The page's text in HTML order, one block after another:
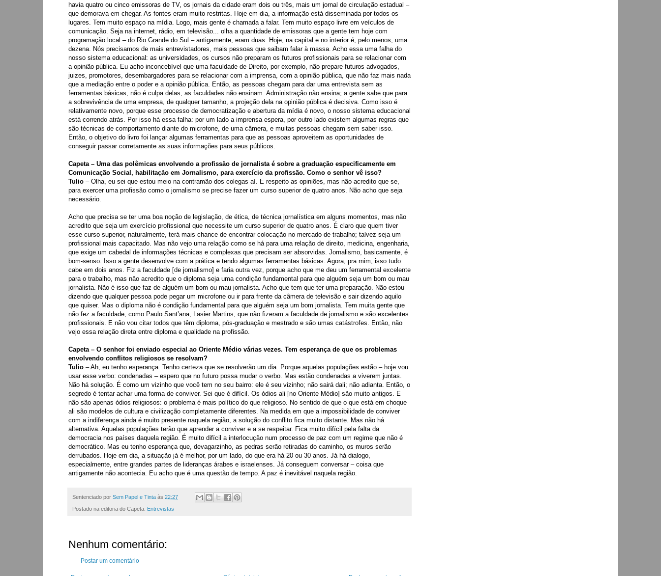
havia quatro ou cinco emissoras de TV, os jornais da cidade eram dois ou três, mais um jornal de circulação estadual –
que demorava em chegar. As fontes eram muito restritas. Hoje em dia, a informação está disseminada por todos os
lugares. Tem muito espaço na mídia. Logo, mais gente é chamada a falar. Tem muito espaço livre em veículos de
comunicação. Seja na internet, rádio, em televisão... olha a quantidade de emissoras que a gente tem hoje com
programação local – do Rio Grande do Sul – antigamente, eram duas. Hoje, na capital e no interior é, pelo menos, uma
dezena. Nós precisamos de mais entrevistadores, mais pessoas que saibam falar à massa. Acho essa uma falha do
nosso sistema educacional: as universidades, os cursos não preparam os futuros profissionais para se relacionar com
a opinião pública. Eu acho inconcebível que uma faculdade de Direito, por exemplo, não prepare futuros advogados,
juizes, promotores, desembargadores para se relacionar com a imprensa, com a opinião pública, que não faz mais nada
que a mediação entre o poder e a opinião pública. Então, as pessoas chegam para dar uma entrevista sem as
ferramentas básicas, não é culpa delas, as faculdades não ensinam. Administração não ensina; a gente sabe que para
a sobrevivência de uma empresa, de qualquer tamanho, a projeção dela na opinião pública é decisiva. Como isso é
relativamente novo, porque esse processo de democratização e abertura da mídia é novo, o nosso sistema educacional
está correndo atrás. Por isso há essa falha: por um lado a imprensa espera, por outro lado existem algumas regras que
são técnicas de comportamento diante do microfone, de uma câmera, e muitas pessoas chegam sem saber isso.
Então, o objetivo do livro foi lançar algumas ferramentas para que as pessoas aproveitem as oportunidades de
conseguir passar corretamente as suas informações para seus públicos.
Capeta – Uma das polêmicas envolvendo a profissão de jornalista é sobre a graduação especificamente em
Comunicação Social, habilitação em Jornalismo, para exercício da profissão. Como o senhor vê isso?
Tulio – Olha, eu sei que estou meio na contramão dos colegas aí. E respeito as opiniões, mas não acredito que se,
para exercer uma profissão como o jornalismo se precise fazer um curso superior de quatro anos. Não acho que seja
necessário.
Acho que precisa se ter uma boa noção de legislação, de ética, de técnica jornalística em alguns momentos, mas não
acredito que seja um exercício profissional que necessite um curso superior de quatro anos. É claro que quem tiver
esse curso superior, naturalmente, terá mais chance de encontrar colocação no mercado de trabalho; talvez seja um
profissional mais capacitado. Mas não vejo uma relação como se há para uma relação de direito, medicina, engenharia,
que exige um cabedal de informações técnicas e complexas que precisam ser absorvidas. Jornalismo, basicamente, é
bom-senso. Isso a gente desenvolve com a prática e tendo algumas ferramentas básicas. Agora, pra mim, isso tudo
cabe em dois anos. Fiz a faculdade [de jornalismo] e faria outra vez, porque acho que me deu um ferramental excelente
para o trabalho, mas não acredito que o diploma seja uma condição fundamental para que alguém seja um bom ou mau
jornalista. Não é isso que faz de alguém um bom ou mau jornalista. Acho que tem que ter uma preparação. Não estou
dizendo que qualquer pessoa pode pegar um microfone ou ir para frente da câmera de televisão e sair dizendo aquilo
que quiser. Mas o diploma não é condição fundamental para que alguém seja um bom jornalista. Tem muita gente que
não fez a faculdade, como Paulo Sant’ana, Lasier Martins, que não fizeram a faculdade de jornalismo e são excelentes
profissionais. E não vou citar todos que têm diploma, pós-graduação e mestrado e são umas catástrofes. Então, não
vejo essa relação direta entre diploma e qualidade na profissão.
Capeta – O senhor foi enviado especial ao Oriente Médio várias vezes. Tem esperança de que os problemas
envolvendo conflitos religiosos se resolvam?
Tulio – Ah, eu tenho esperança. Tenho certeza que se resolverão um dia. Porque aquelas populações estão – hoje vou
usar esse verbo: condenadas – espero que no futuro possa mudar o verbo. Mas estão condenadas a viverem juntas.
Não há solução. É como um vizinho que você tem no seu bairro: ele é seu vizinho; não sairá dali; não adianta. Então, o
segredo é tentar achar uma forma de conviver. Sei que é difícil. Os ódios ali [no Oriente Médio] são muito antigos. E
não são apenas ódios religiosos: o problema é mais político do que religioso. No sentido de que o que está em choque
ali são modelos de cultura e civilização completamente diferentes. Na medida em que a impossibilidade de conviver
com a indiferença ainda é muito presente naquela região, a solução do conflito fica muito distante. Mas não há
alternativa. Aquelas populações terão que aprender a conviver e a se respeitar. Fica muito difícil pela falta da
democracia nos países daquela região. É muito difícil a interlocução num processo de paz com um regime que não é
democrático. Mas eu tenho esperança que, devagarzinho, as pedras serão retiradas do caminho, os muros serão
derrubados. Hoje em dia, a situação já é melhor, por um lado, do que era há 20 ou 30 anos. Já há dialogo,
especialmente, entre grandes partes de lideranças árabes e israelenses. Já conseguem conversar – coisa que
antigamente não acontecia. Eu acho que é uma questão de tempo. A paz é inevitável naquela região.
Sentenciado por Sem Papel e Tinta às 22:27
Postado na editoria do Capeta: Entrevistas
Nenhum comentário:
Postar um comentário